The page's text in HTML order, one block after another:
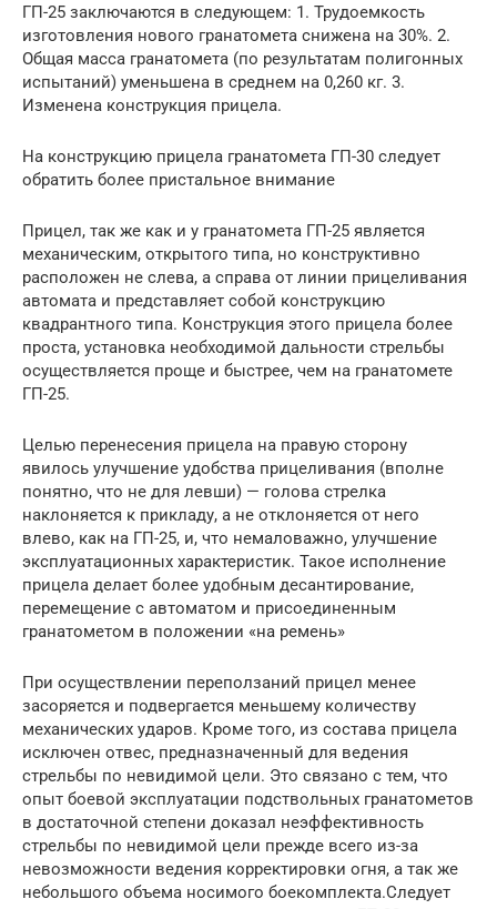
ГП-25 заключаются в следующем: 1. Трудоемкость
изготовления нового гранатомета снижена на 30%. 2.
Общая масса гранатомета (по результатам полигонных
испытаний) уменьшена в среднем на 0,260 кг. 3.
Изменена конструкция прицела.
На конструкцию прицела гранатомета ГП-30 следует
обратить более пристальное внимание
Прицел, так же как и у гранатомета ГП-25 является
механическим, открытого типа, но конструктивно
расположен не слева, а справа от линии прицеливания
автомата и представляет собой конструкцию
квадрантного типа. Конструкция этого прицела более
проста, установка необходимой дальности стрельбы
осуществляется проще и быстрее, чем на гранатомете
ГП-25.
Целью перенесения прицела на правую сторону
явилось улучшение удобства прицеливания (вполне
понятно, что не для левши) — голова стрелка
наклоняется к прикладу, а не отклоняется от него
влево, как на ГП-25, и, что немаловажно, улучшение
эксплуатационных характеристик. Такое исполнение
прицела делает более удобным десантирование,
перемещение с автоматом и присоединенным
гранатометом в положении «на ремень»
При осуществлении переползаний прицел менее
засоряется и подвергается меньшему количеству
механических ударов. Кроме того, из состава прицела
исключен отвес, предназначенный для ведения
стрельбы по невидимой цели. Это связано с тем, что
опыт боевой эксплуатации подствольных гранатометов
в достаточной степени доказал неэффективность
стрельбы по невидимой цели прежде всего из-за
невозможности ведения корректировки огня, а так же
небольшого объема носимого боекомплекта.Следует